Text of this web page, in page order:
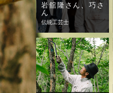
岩舘隆さん、巧さ
ん
伝統工芸士